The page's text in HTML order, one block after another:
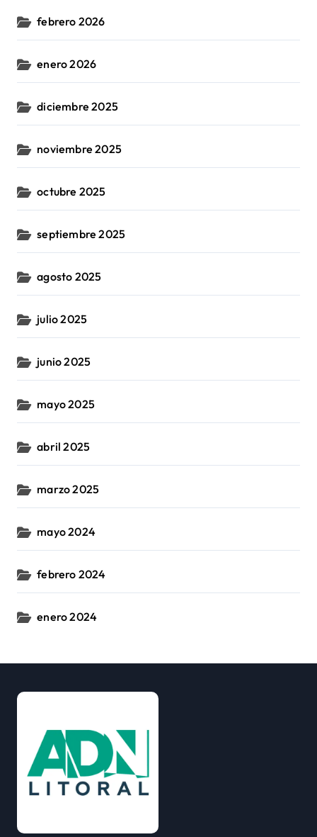
febrero 2026
enero 2026
diciembre 2025
noviembre 2025
octubre 2025
septiembre 2025
agosto 2025
julio 2025
junio 2025
mayo 2025
abril 2025
marzo 2025
mayo 2024
febrero 2024
enero 2024